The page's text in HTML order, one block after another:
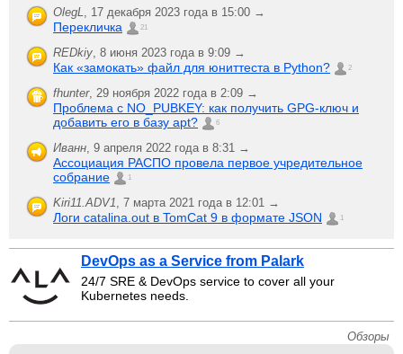
OlegL, 17 декабря 2023 года в 15:00 →
Перекличка 21
REDkiy, 8 июня 2023 года в 9:09 →
Как «замокать» файл для юниттеста в Python? 2
fhunter, 29 ноября 2022 года в 2:09 →
Проблема с NO_PUBKEY: как получить GPG-ключ и
добавить его в базу apt?
6
Иванн, 9 апреля 2022 года в 8:31 →
Ассоциация РАСПО провела первое учредительное
собрание
1
Kiri11.ADV1, 7 марта 2021 года в 12:01 →
Логи catalina.out в TomCat 9 в формате JSON 1
DevOps as a Service from Palark
24/7 SRE & DevOps service to cover all your
Kubernetes needs.
Обзоры